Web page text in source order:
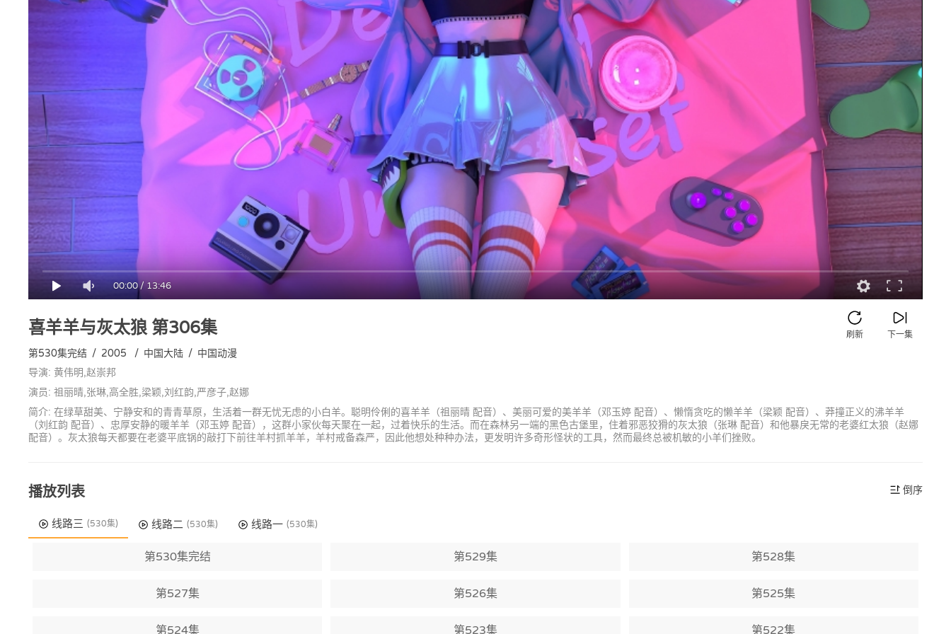
00:00/13:46
喜羊羊与灰太狼第306集 下一集
刷新
第530集完结 / 2005 / 中国大陆 / 中国动漫
导演: 黄伟明,赵崇邦
演员: 祖丽晴,张琳,高全胜,梁颖,刘红韵,严彦子,赵娜
简介: 在绿草甜美、宁静安和的青青草原，生活着一群无忧无虑的小白羊。聪明伶俐的喜羊羊（祖丽晴 配音）、美丽可爱的美羊羊（邓玉婷 配音）、懒惰贪吃的懒羊羊（梁颖 配音）、莽撞正义的沸羊羊
（刘红韵 配音）、忠厚安静的暖羊羊（邓玉婷 配音），这群小家伙每天聚在一起，过着快乐的生活。而在森林另一端的黑色古堡里，住着邪恶狡猾的灰太狼（张琳 配音）和他暴戾无常的老婆红太狼（赵娜
配音）。灰太狼每天都要在老婆平底锅的敲打下前往羊村抓羊羊，羊村戒备森严，因此他想处种种办法，更发明许多奇形怪状的工具，然而最终总被机敏的小羊们挫败。
播放列表 倒序
线路三 (530集) 线路二 (530集) 线路一 (530集)
第530集完结 第529集 第528集
第527集 第526集 第525集
第524集 第523集 第522集